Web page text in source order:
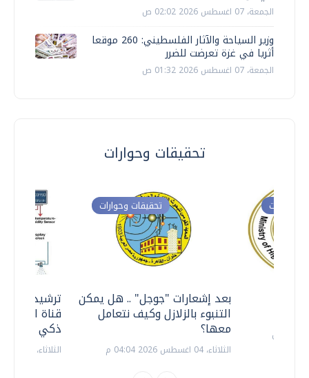
الجمعة، 07 اغسطس 2026 02:02 ص
وزير السياحة والآثار الفلسطيني: 260 موقعا
أثريا في غزة تعرضت للضرر
الجمعة، 07 اغسطس 2026 01:32 ص
تحقيقات وحوارات
ترشيدا
قناة
ذكي
الثلاثاء، 14 يوليو 2026 06:11 م
تحقيقات وحوارات
بعد إشعارات "جوجل" .. هل يمكن
التنبوء بالزلازل وكيف نتعامل
معها؟
الثلاثاء، 04 اغسطس 2026 04:04 م
وحوارات